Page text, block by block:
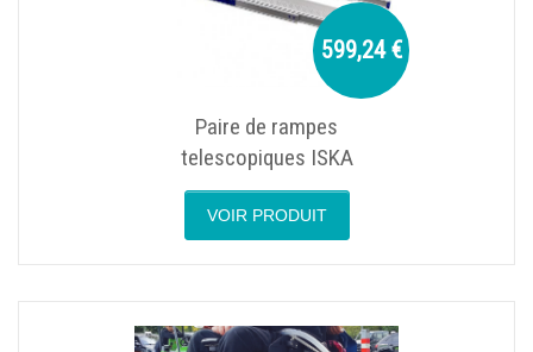
599,24 €
Paire de rampes
telescopiques ISKA
VOIR PRODUIT